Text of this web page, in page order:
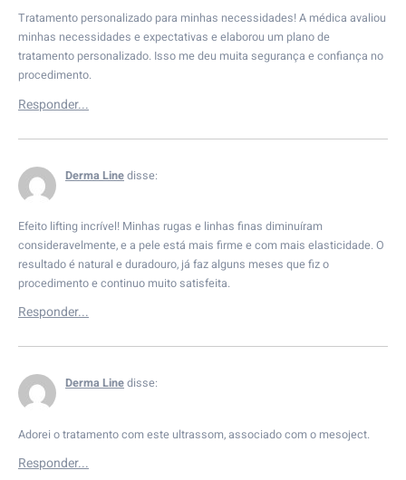
Tratamento personalizado para minhas necessidades! A médica avaliou
minhas necessidades e expectativas e elaborou um plano de
tratamento personalizado. Isso me deu muita segurança e confiança no
procedimento.
Derma Linedisse:
Efeito lifting incrível! Minhas rugas e linhas finas diminuíram
consideravelmente, e a pele está mais firme e com mais elasticidade. O
resultado é natural e duradouro, já faz alguns meses que fiz o
procedimento e continuo muito satisfeita.
Derma Linedisse:
Adorei o tratamento com este ultrassom, associado com o mesoject.